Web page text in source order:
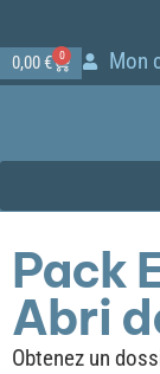
0,00€ 0 Mon
Pack
Abri
Obtenez un